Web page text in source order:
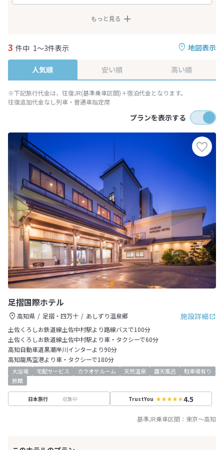
もっと見る
地図表示
3 件中 1～3件表示
人気順 安い順 高い順
※下記旅行代金は、往復JR(基準乗車区間)＋宿泊代金となります。
往復追加代金なし列車・普通車指定席
プランを表示する
足摺国際ホテル
施設詳細
高知県 足摺・四万十
あしずり温泉郷
土佐くろしお鉄道線土佐中村駅より路線バスで100分
土佐くろしお鉄道線土佐中村駅より車・タクシーで60分
高知自動車道黒潮岸川インターより90分
高知龍馬空港より車・タクシーで180分
大浴場 宅配サービス カラオケルーム 天然温泉 露天風呂
駐車場有り
旅館
日本旅行 収集中 TrustYou 4.5
基準JR乗車区間： 東京～高知